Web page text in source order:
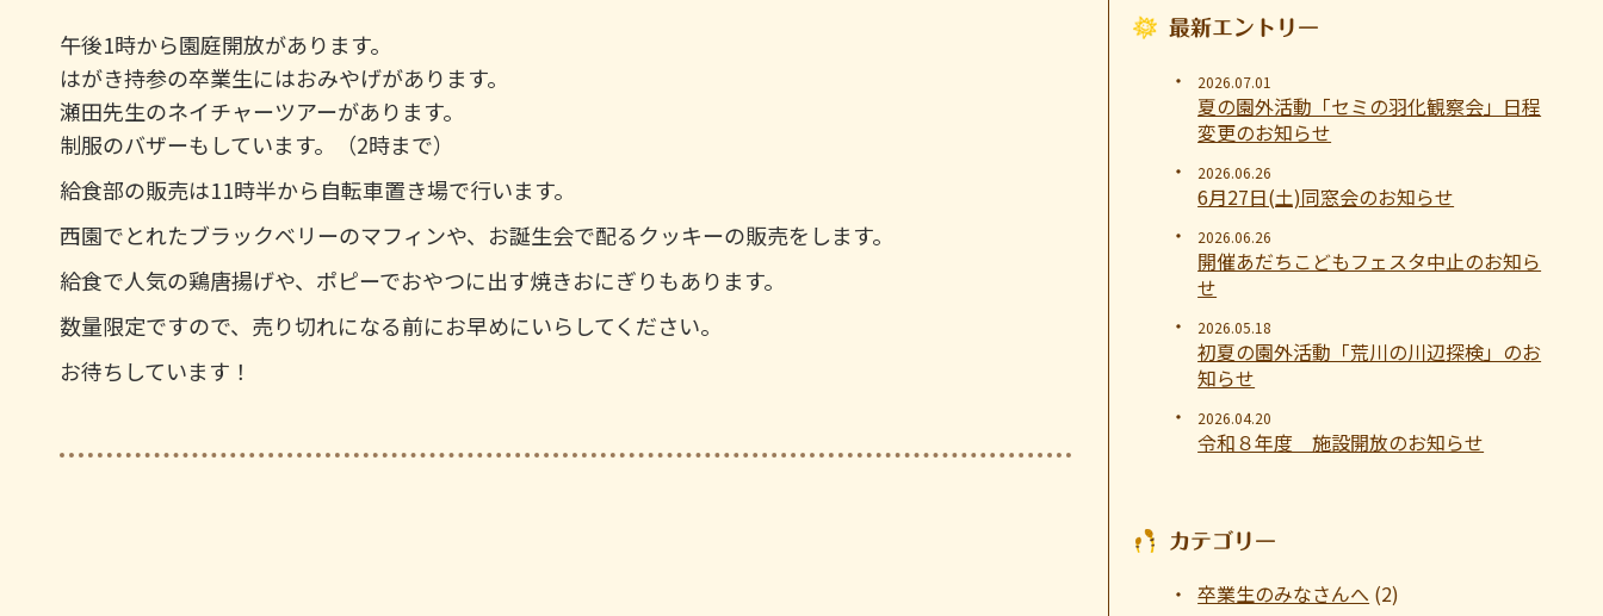
午後1時から園庭開放があります。
はがき持参の卒業生にはおみやげがあります。
瀬田先生のネイチャーツアーがあります。
制服のバザーもしています。（2時まで）
給食部の販売は11時半から自転車置き場で行います。
西園でとれたブラックベリーのマフィンや、お誕生会で配るクッキーの販売をします。
給食で人気の鶏唐揚げや、ポピーでおやつに出す焼きおにぎりもあります。
数量限定ですので、売り切れになる前にお早めにいらしてください。
お待ちしています！
最新エントリー
2026.07.01
夏の園外活動「セミの羽化観察会」日程
変更のお知らせ
2026.06.26
6月27日(土)同窓会のお知らせ
2026.06.26
開催あだちこどもフェスタ中止のお知ら
せ
2026.05.18
初夏の園外活動「荒川の川辺探検」のお
知らせ
2026.04.20
令和８年度 施設開放のお知らせ
カテゴリー
卒業生のみなさんへ (2)